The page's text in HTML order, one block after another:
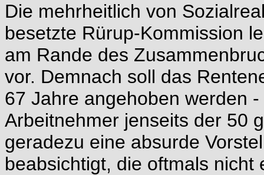
Die mehrheitlich von
besetzte Rürup-Kommission
am Rande des
vor. Demnach soll das
67 Jahre angehoben werden
Arbeitnehmer jenseits der 50
geradezu eine absurde
beabsichtigt, die oftmals